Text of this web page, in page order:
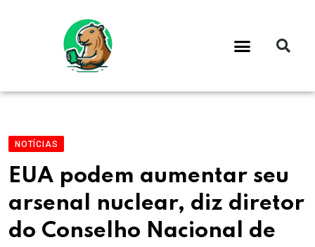
NOTÍCIAS
EUA podem aumentar seu
arsenal nuclear, diz diretor
do Conselho Nacional de